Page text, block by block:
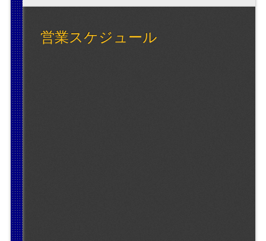
営業スケジュール